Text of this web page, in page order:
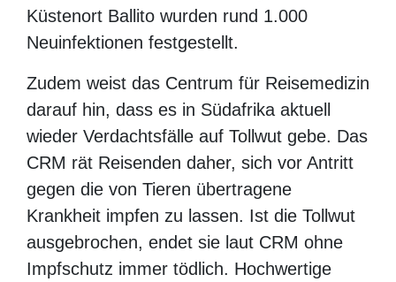
Küstenort Ballito wurden rund 1.000
Neuinfektionen festgestellt.
Zudem weist das Centrum für
Reisemedizin darauf hin, dass es in
Südafrika aktuell wieder Verdachtsfälle auf
Tollwut gebe. Das CRM rät Reisenden
daher, sich vor Antritt gegen die von Tieren
übertragene Krankheit impfen zu lassen.
Ist die Tollwut ausgebrochen, endet sie laut
CRM ohne Impfschutz immer tödlich.